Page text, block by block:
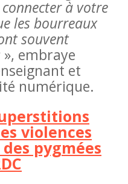
à votre
les bourreaux
souvent
», embraye
et
numérique.
violences
pygmées